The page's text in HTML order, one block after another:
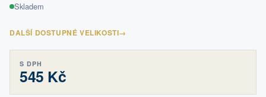
Skladem
DALŠÍ DOSTUPNÉ VELIKOSTI→
S DPH
545 Kč